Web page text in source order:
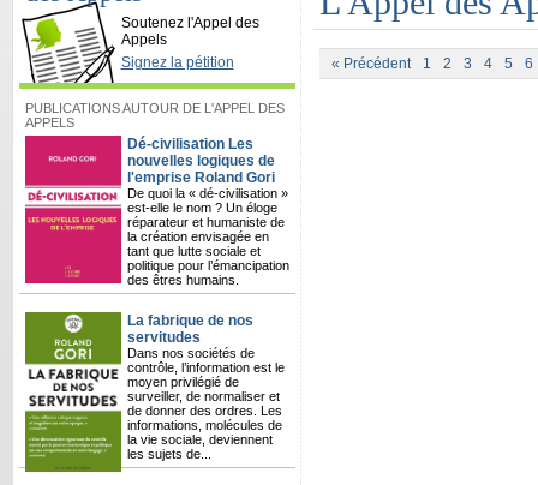
Soutenez l'Appel des
Appels
Signez la pétition
PUBLICATIONS AUTOUR DE L'APPEL DES
APPELS
Dé-civilisation Les
nouvelles logiques de
l'emprise Roland Gori
De quoi la « dé-civilisation »
est-elle le nom ? Un éloge
réparateur et humaniste de
la création envisagée en
tant que lutte sociale et
politique pour l’émancipation
des êtres humains.
La fabrique de nos
servitudes
Dans nos sociétés de
contrôle, l’information est le
moyen privilégié de
surveiller, de normaliser et
de donner des ordres. Les
informations, molécules de
la vie sociale, deviennent
les sujets de...
« Précédent 1 2 3 4 5 6